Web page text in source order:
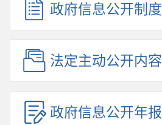
政府信息公开制度
法定主动公开内容
政府信息公开年报